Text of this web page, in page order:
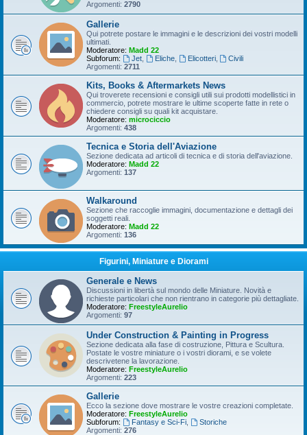
Argomenti: 2790
Gallerie
Qui potrete postare le immagini e le descrizioni dei vostri modelli
ultimati.
Moderatore: Madd 22
Subforum:
Jet, Eliche, Elicotteri,
Civili
Argomenti: 2711
Kits, Books & Aftermarkets News
Qui troverete recensioni e consigli utili sui prodotti modellistici in
commercio, potrete mostrare le ultime scoperte fatte in rete o
chiedere consigli su quali kit acquistare.
Moderatore: microciccio
Argomenti: 438
Tecnica e Storia dell'Aviazione
Sezione dedicata ad articoli di tecnica e di storia dell'aviazione.
Moderatore: Madd 22
Argomenti: 137
Walkaround
Sezione che raccoglie immagini, documentazione e dettagli dei
soggetti reali.
Moderatore: Madd 22
Argomenti: 136
Figurini, Miniature e Diorami
Generale e News
Discussioni in libertà sul mondo delle Miniature. Novità e
richieste particolari che non rientrano in categorie più dettagliate.
Moderatore: FreestyleAurelio
Argomenti: 97
Under Construction & Painting in Progress
Sezione dedicata alla fase di costruzione, Pittura e Scultura.
Postate le vostre miniature o i vostri diorami, e se volete
descrivetene la lavorazione.
Moderatore: FreestyleAurelio
Argomenti: 223
Gallerie
Ecco la sezione dove mostrare le vostre creazioni completate.
Moderatore: FreestyleAurelio
Subforum:
Fantasy e Sci-Fi,
Storiche
Argomenti: 276